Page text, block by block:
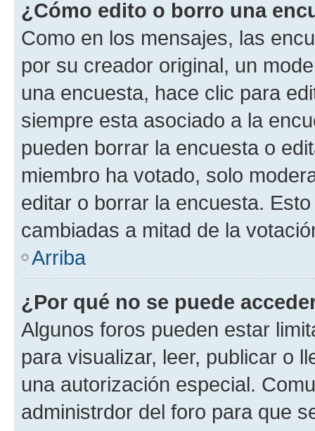
¿Cómo edito o borro una
Como en los mensajes, las
por su creador original, un
una encuesta, hace clic para
siempre esta asociado a la
pueden borrar la encuesta o
miembro ha votado, solo
editar o borrar la encuesta.
cambiadas a mitad de la
Arriba
¿Por qué no se puede
Algunos foros pueden estar
para visualizar, leer, publicar o
una autorización especial.
administrdor del foro para que